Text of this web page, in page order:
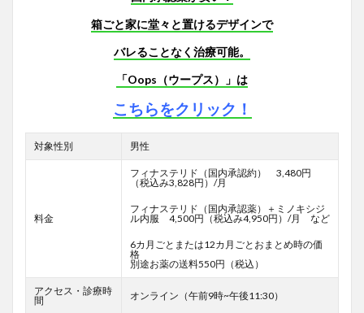
箱ごと家に堂々と置けるデザインで
バレることなく治療可能。
「Oops（ウープス）」は
こちらをクリック！
対象性別 男性
料金
フィナステリド（国内承認約） 3,480円
（税込み3,828円）/月
フィナステリド（国内承認薬）＋ミノキシジ
ル内服 4,500円（税込み4,950円）/月 など
6カ月ごとまたは12カ月ごとおまとめ時の価
格
別途お薬の送料550円（税込）
アクセス・診療時
間
オンライン（午前9時~午後11:30）